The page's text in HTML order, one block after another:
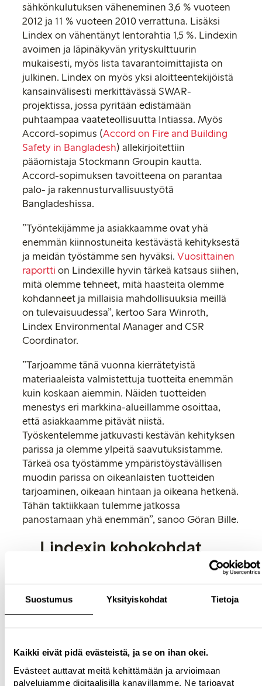
Suostumus Yksityiskohdat Tietoja
Kaikki eivät pidä evästeistä, ja se on ihan okei.
Evästeet auttavat meitä kehittämään ja arvioimaan
palvelujamme digitaalisilla kanavillamme. Ne tarjoavat
sähkönkulutuksen väheneminen 3,6 % vuoteen
2012 ja 11 % vuoteen 2010 verrattuna. Lisäksi
Lindex on vähentänyt lentorahtia 1,5 %. Lindexin
avoimen ja läpinäkyvän yrityskulttuurin
mukaisesti, myös lista tavarantoimittajista on
julkinen. Lindex on myös yksi aloitteentekijöistä
kansainvälisesti merkittävässä SWAR-
projektissa, jossa pyritään edistämään
puhtaampaa vaateteollisuutta Intiassa. Myös
Accord-sopimus (Accord on Fire and Building
Safety in Bangladesh) allekirjoitettiin
pääomistaja Stockmann Groupin kautta.
Accord-sopimuksen tavoitteena on parantaa
palo- ja rakennusturvallisuustyötä
Bangladeshissa.
”Työntekijämme ja asiakkaamme ovat yhä
enemmän kiinnostuneita kestävästä kehityksestä
ja meidän työstämme sen hyväksi. Vuosittainen
raportti on Lindexille hyvin tärkeä katsaus siihen,
mitä olemme tehneet, mitä haasteita olemme
kohdanneet ja millaisia mahdollisuuksia meillä
on tulevaisuudessa”, kertoo Sara Winroth,
Lindex Environmental Manager and CSR
Coordinator.
”Tarjoamme tänä vuonna kierrätetyistä
materiaaleista valmistettuja tuotteita enemmän
kuin koskaan aiemmin. Näiden tuotteiden
menestys eri markkina-alueillamme osoittaa,
että asiakkaamme pitävät niistä.
Työskentelemme jatkuvasti kestävän kehityksen
parissa ja olemme ylpeitä saavutuksistamme.
Tärkeä osa työstämme ympäristöystävällisen
muodin parissa on oikeanlaisten tuotteiden
tarjoaminen, oikeaan hintaan ja oikeana hetkenä.
Tähän taktiikkaan tulemme jatkossa
panostamaan yhä enemmän”, sanoo Göran Bille.
Lindexin kohokohdat
Awards -muotigaalassa
Valikoimasta 17 % oli valmistettu
Tavoitteena on 80 % vuonna 2020